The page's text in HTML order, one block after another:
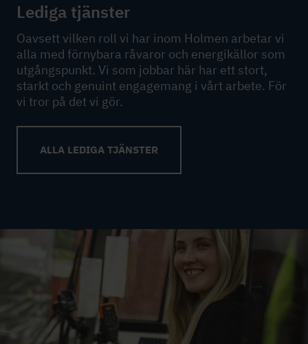
Lediga tjänster
Oavsett vilken roll vi har inom Holmen arbetar vi
alla med förnybara råvaror och energikällor som
utgångspunkt. Vi som jobbar här har ett stort,
starkt och genuint engagemang i vårt arbete. För
vi tror på det vi gör.
ALLA LEDIGA TJÄNSTER